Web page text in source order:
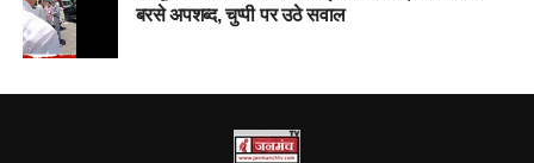
बरसे अपशब्द, चुप्पी पर उठे सवाल